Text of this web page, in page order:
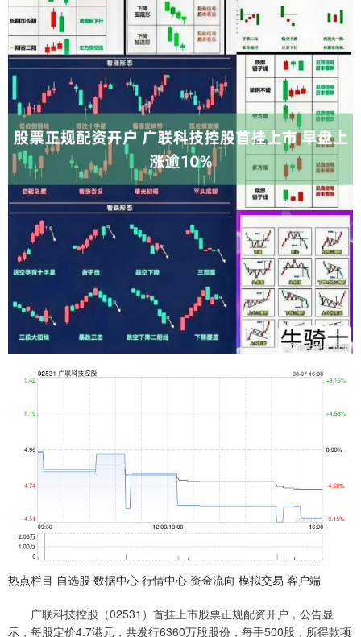
热点栏目 自选股 数据中心 行情中心 资金流向 模拟交易 客户端
广联科技控股（02531）首挂上市股票正规配资开户，公告显
示，每股定价4.7港元，共发行6360万股股份，每手500股，所得款项